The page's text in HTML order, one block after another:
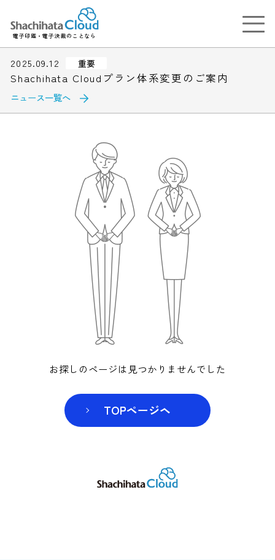
電子印鑑・電子決裁のことなら
2025.09.12 重要
Shachihata Cloudプラン体系変更のご案内
ニュース一覧へ
お探しのページは見つかりませんでした
TOPページヘ